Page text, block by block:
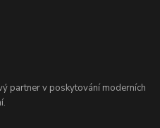
partner v poskytování moderních